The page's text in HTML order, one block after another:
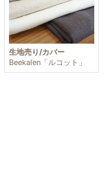
生地売り/カバー
Beekalen「ルコット」